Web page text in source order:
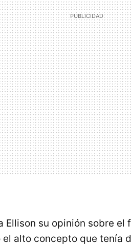
Ellison su opinión sobre
alto concepto que tenía